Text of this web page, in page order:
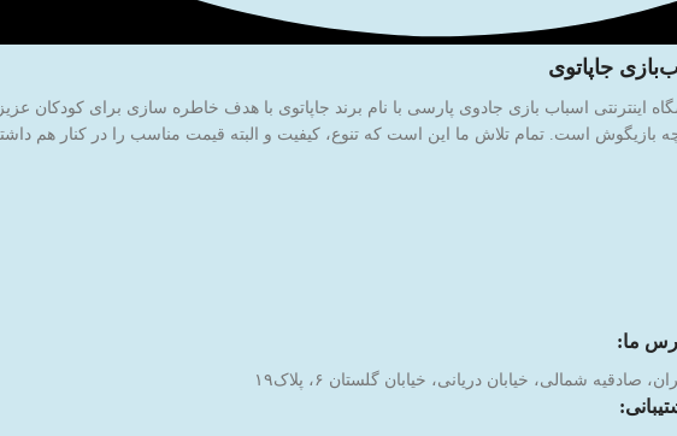
جاپاتوی
بازیگوش است. تمام تلاش ما این است که تنوع، کیفیت و البته قیمت مناسب را در کنار هم
ما:
صادقیه شمالی، خیابان دریانی، خیابان گلستان ۶، پلاک۱۹